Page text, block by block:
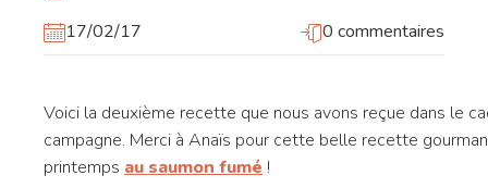
17/02/17
0 commentaires
Voici la deuxième recette que nous avons reçue dans le
campagne. Merci à Anaïs pour cette belle recette
printemps au saumon fumé !